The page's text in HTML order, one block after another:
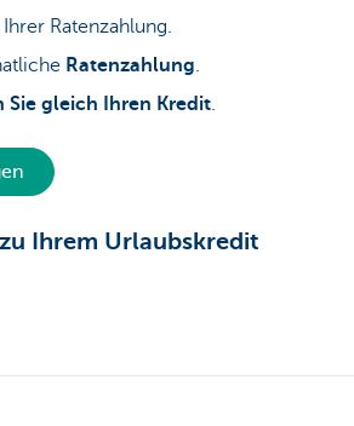
Ratenzahlung.
Ratenzahlung.
Sie gleich Ihren Kredit.
Ihrem Urlaubskredit